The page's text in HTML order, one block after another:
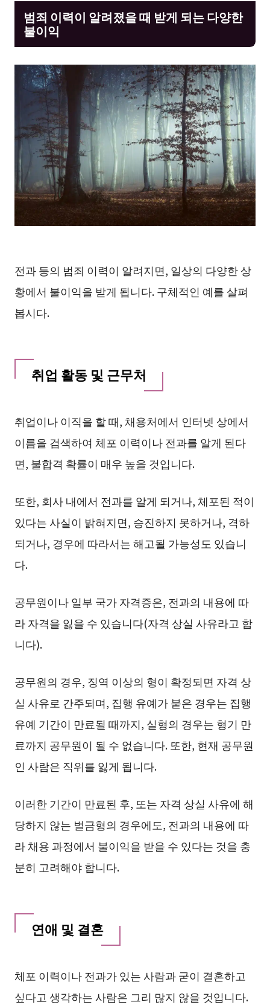
범죄 이력이 알려졌을 때 받게 되는 다양한
불이익
전과 등의 범죄 이력이 알려지면, 일상의 다양한 상
황에서 불이익을 받게 됩니다. 구체적인 예를 살펴
봅시다.
취업 활동 및 근무처
취업이나 이직을 할 때, 채용처에서 인터넷 상에서
이름을 검색하여 체포 이력이나 전과를 알게 된다
면, 불합격 확률이 매우 높을 것입니다.
또한, 회사 내에서 전과를 알게 되거나, 체포된 적이
있다는 사실이 밝혀지면, 승진하지 못하거나, 격하
되거나, 경우에 따라서는 해고될 가능성도 있습니
다.
공무원이나 일부 국가 자격증은, 전과의 내용에 따
라 자격을 잃을 수 있습니다(자격 상실 사유라고 합
니다).
공무원의 경우, 징역 이상의 형이 확정되면 자격 상
실 사유로 간주되며, 집행 유예가 붙은 경우는 집행
유예 기간이 만료될 때까지, 실형의 경우는 형기 만
료까지 공무원이 될 수 없습니다. 또한, 현재 공무원
인 사람은 직위를 잃게 됩니다.
이러한 기간이 만료된 후, 또는 자격 상실 사유에 해
당하지 않는 벌금형의 경우에도, 전과의 내용에 따
라 채용 과정에서 불이익을 받을 수 있다는 것을 충
분히 고려해야 합니다.
연애 및 결혼
체포 이력이나 전과가 있는 사람과 굳이 결혼하고
싶다고 생각하는 사람은 그리 많지 않을 것입니다.